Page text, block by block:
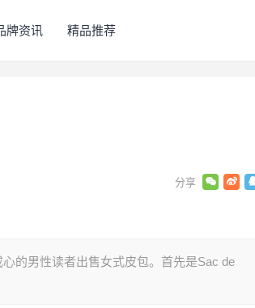
牌资讯 精品推荐
的男性读者出售女式皮包。首先是Sac de